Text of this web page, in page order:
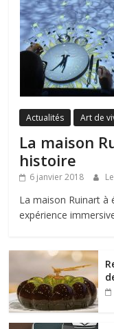
Actualités Art de
La maison
histoire
6 janvier 2018
La maison Ruinart à
expérience